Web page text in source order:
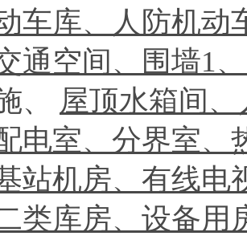
车库、人防机
通空间、围墙1
、 屋顶水箱间
电室、分界室、
站机房、有线电
类库房、设备用